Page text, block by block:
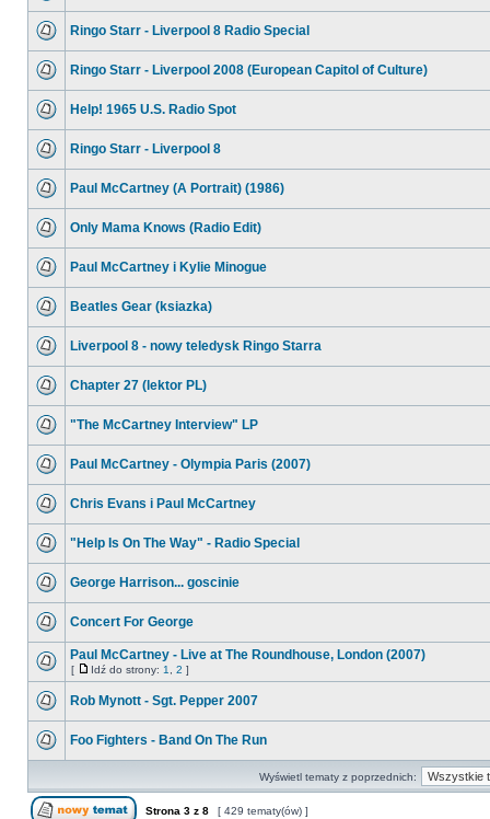
Ringo Starr - Liverpool 8 Radio Special
Ringo Starr - Liverpool 2008 (European Capitol of Culture)
Help! 1965 U.S. Radio Spot
Ringo Starr - Liverpool 8
Paul McCartney (A Portrait) (1986)
Only Mama Knows (Radio Edit)
Paul McCartney i Kylie Minogue
Beatles Gear (ksiazka)
Liverpool 8 - nowy teledysk Ringo Starra
Chapter 27 (lektor PL)
"The McCartney Interview" LP
Paul McCartney - Olympia Paris (2007)
Chris Evans i Paul McCartney
"Help Is On The Way" - Radio Special
George Harrison... goscinie
Concert For George
Paul McCartney - Live at The Roundhouse, London (2007)
[ Idź do strony: 1 2 ]
Rob Mynott - Sgt. Pepper 2007
Foo Fighters - Band On The Run
Wyświetl tematy z poprzednich:
Strona 3 z 8 [ 429 tematy(ów) ]